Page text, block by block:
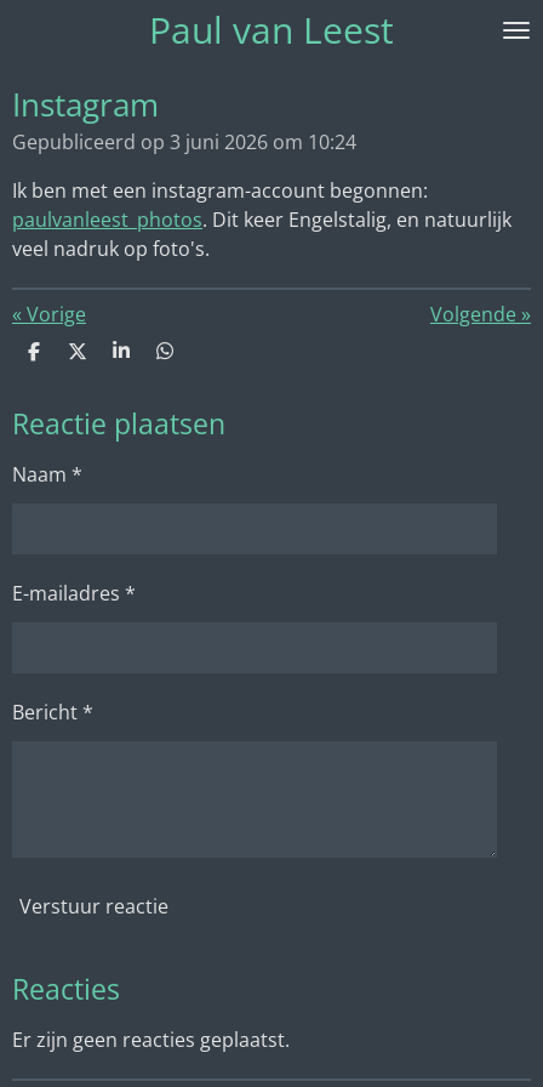
de
hoofdinhoud
Paul van Leest
Instagram
Gepubliceerd op 3 juni 2026 om 10:24
Ik ben met een instagram-account begonnen:
paulvanleest_photos. Dit keer Engelstalig, en natuurlijk
veel nadruk op foto's.
« Vorige Volgende »
D
e
n
D
l
S
r
e
D
e
n
Reactie plaatsen
Naam *
E-mailadres *
Bericht *
Verstuur reactie
Reacties
Er zijn geen reacties geplaatst.